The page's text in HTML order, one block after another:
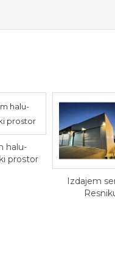
Izdajem servis u